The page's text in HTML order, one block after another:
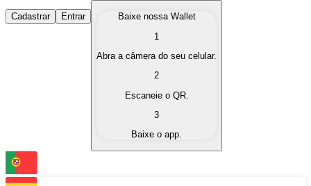
Comprar Criptomoedas
Compre as criptomoedas de seu interesse de forma
Converta suas criptomoedas em moeda fiduciária
Troque uma criptomoeda por outra
Cadastrar Entrar
Baixe nossa Wallet
1
Abra a câmera do seu celular.
2
Escaneie o QR.
3
Baixe o app.